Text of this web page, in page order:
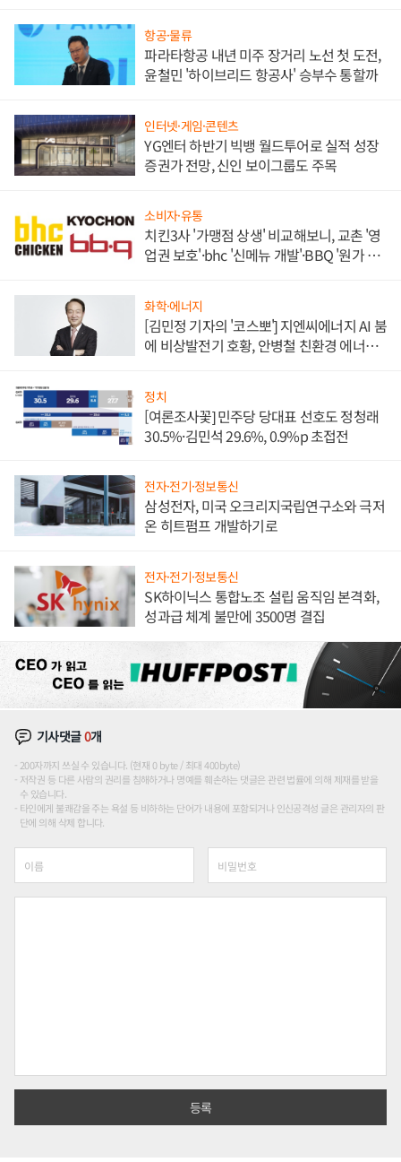
항공·물류
파라타항공 내년 미주 장거리 노선 첫 도전,
윤철민 '하이브리드 항공사' 승부수 통할까
인터넷·게임·콘텐츠
YG엔터 하반기 빅뱅 월드투어로 실적 성장
증권가 전망, 신인 보이그룹도 주목
소비자·유통
치킨3사 '가맹점 상생' 비교해보니, 교촌 '영
업권 보호'·bhc '신메뉴 개발'·BBQ '원가 부
화학·에너지
[김민정 기자의 '코스뽀'] 지엔씨에너지 AI 붐
에 비상발전기 호황, 안병철 친환경 에너지
정치
[여론조사꽃] 민주당 당대표 선호도 정청래
30.5%·김민석 29.6%, 0.9%p 초접전
전자·전기·정보통신
삼성전자, 미국 오크리지국립연구소와 극저
온 히트펌프 개발하기로
전자·전기·정보통신
SK하이닉스 통합노조 설립 움직임 본격화,
성과급 체계 불만에 3500명 결집
기사댓글0개
200자까지 쓰실 수 있습니다. (현재 0 byte / 최대 400byte)
저작권 등 다른 사람의 권리를 침해하거나 명예를 훼손하는 댓글은 관련 법률에 의해 제재를 받을
수 있습니다.
타인에게 불쾌감을 주는 욕설 등 비하하는 단어가 내용에 포함되거나 인신공격성 글은 관리자의 판
단에 의해 삭제 합니다.